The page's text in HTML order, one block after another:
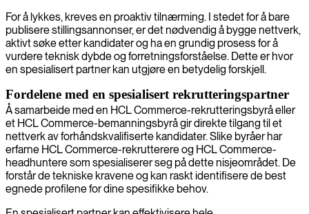
For å lykkes, kreves en proaktiv tilnærming. I stedet for å bare
publisere stillingsannonser, er det nødvendig å bygge nettverk,
aktivt søke etter kandidater og ha en grundig prosess for å
vurdere teknisk dybde og forretningsforståelse. Dette er hvor
en spesialisert partner kan utgjøre en betydelig forskjell.
Fordelene med en spesialisert rekrutteringspartner
Å samarbeide med en HCL Commerce-rekrutteringsbyrå eller
et HCL Commerce-bemanningsbyrå gir direkte tilgang til et
nettverk av forhåndskvalifiserte kandidater. Slike byråer har
erfarne HCL Commerce-rekrutterere og HCL Commerce-
headhuntere som spesialiserer seg på dette nisjeområdet. De
forstår de tekniske kravene og kan raskt identifisere de best
egnede profilene for dine spesifikke behov.